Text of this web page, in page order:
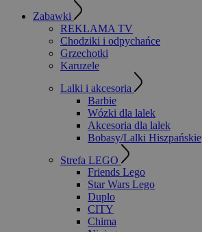
Zabawki
REKLAMA TV
Chodziki i odpychańce
Grzechotki
Karuzele
Lalki i akcesoria
Barbie
Wózki dla lalek
Akcesoria dla lalek
Bobasy/Lalki Hiszpańskie
Strefa LEGO
Friends Lego
Star Wars Lego
Duplo
CITY
Chima